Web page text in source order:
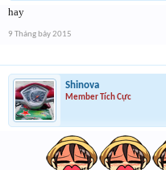
hay
9 Tháng bảy 2015
Shinova
Member Tích Cực